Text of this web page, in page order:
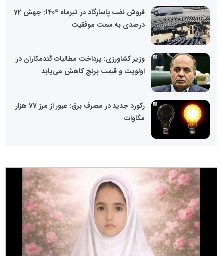
فروش نفت پاسارگاد در تیرماه 1404: جهش 72
درصدی به سمت موفقیت
وزیر کشاورزی: پرداخت مطالبات گندمکاران در
اولویت و قیمت برنج کاهش می‌یابد
رکورد جدید در مصرف برق: عبور از مرز 77 هزار
مگاوات